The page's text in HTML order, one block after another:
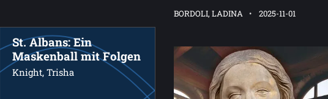
BORDOLI, LADINA 2025-11-01
St. Albans: Ein
Maskenball mit Folgen
Knight, Trisha